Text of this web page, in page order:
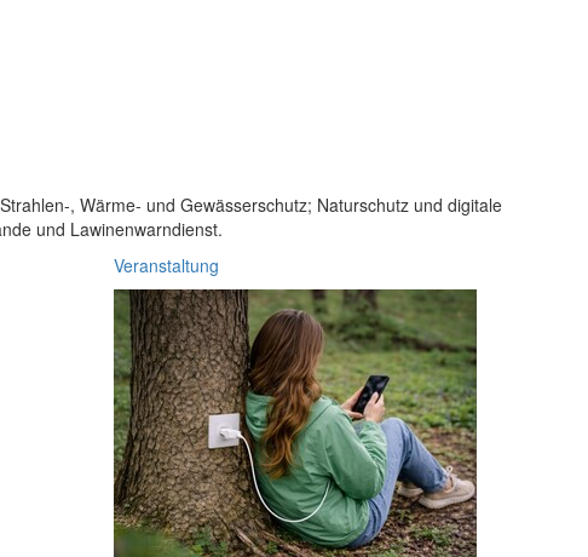
, Wärme- und Gewässerschutz; Naturschutz und digitale
und Lawinenwarndienst.
Veranstaltung